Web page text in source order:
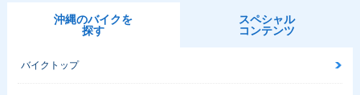
沖縄のバイクを
探す
スペシャル
コンテンツ
バイクトップ